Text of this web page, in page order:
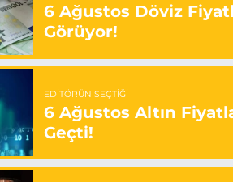
6 Ağustos Döviz
Görüyor!
EDITÖRÜN SEÇTIĞI
6 Ağustos Altın
Geçti!